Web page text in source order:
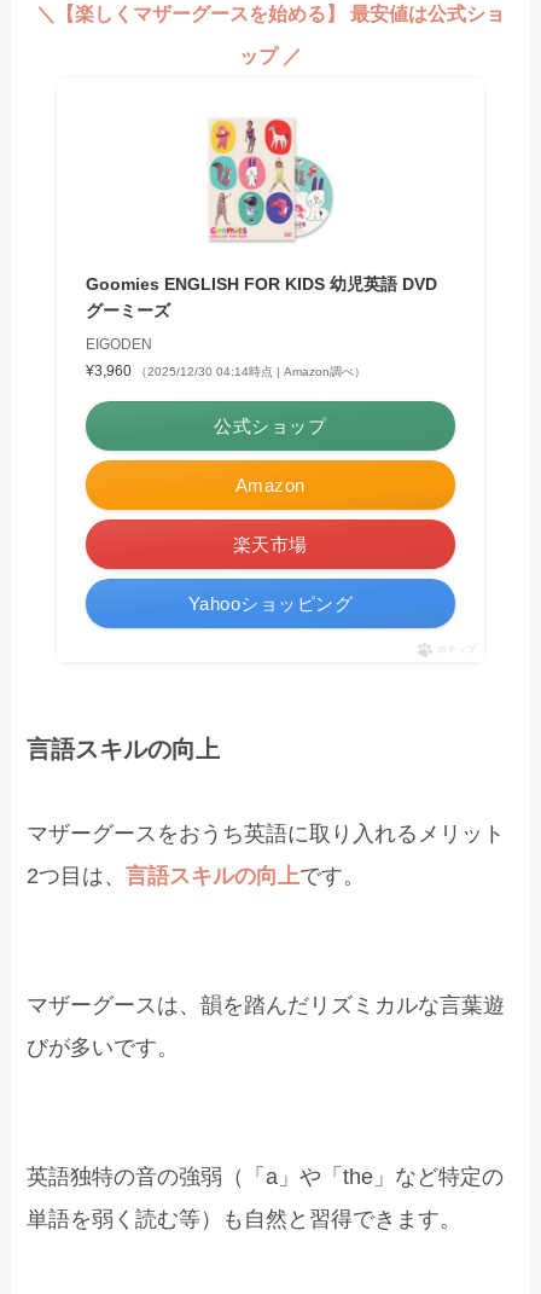
＼【楽しくマザーグースを始める】 最安値は公式ショ
ップ ／
Goomies ENGLISH FOR KIDS 幼児英語 DVD
グーミーズ
EIGODEN
¥3,960
（2025/12/30 04:14時点 | Amazon調べ）
Amazon
楽天市場
Yahooショッピング
公式ショップ
ポチップ
言語スキルの向上
マザーグースをおうち英語に取り入れるメリット
2つ目は、言語スキルの向上です。
マザーグースは、韻を踏んだリズミカルな言葉遊
びが多いです。
英語独特の音の強弱（「a」や「the」など特定の
単語を弱く読む等）も自然と習得できます。